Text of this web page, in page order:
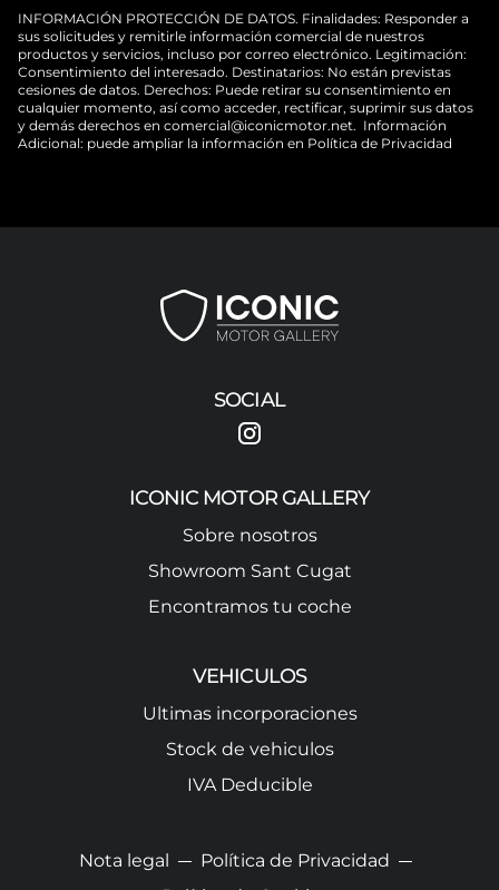
INFORMACIÓN PROTECCIÓN DE DATOS. Finalidades: Responder a
sus solicitudes y remitirle información comercial de nuestros
productos y servicios, incluso por correo electrónico. Legitimación:
Consentimiento del interesado. Destinatarios: No están previstas
cesiones de datos. Derechos: Puede retirar su consentimiento en
cualquier momento, así como acceder, rectificar, suprimir sus datos
y demás derechos en comercial@iconicmotor.net. Información
Adicional: puede ampliar la información en Política de Privacidad
SOCIAL
ICONIC MOTOR GALLERY
Sobre nosotros
Showroom Sant Cugat
Encontramos tu coche
VEHICULOS
Ultimas incorporaciones
Stock de vehiculos
IVA Deducible
Nota legal
Política de Privacidad